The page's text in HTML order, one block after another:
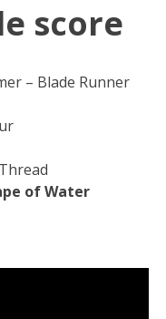
score
– Blade Runner
of Water